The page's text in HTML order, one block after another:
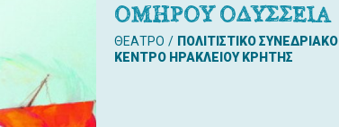
ΟΜΗΡΟΥ ΟΔΥΣΣΕΙΑ
ΘΕΑΤΡΟ
ΠΟΛΙΤΙΣΤΙΚΟ ΣΥΝΕΔΡΙΑΚΟ
ΚΕΝΤΡΟ ΗΡΑΚΛΕΙΟΥ ΚΡΗΤΗΣ